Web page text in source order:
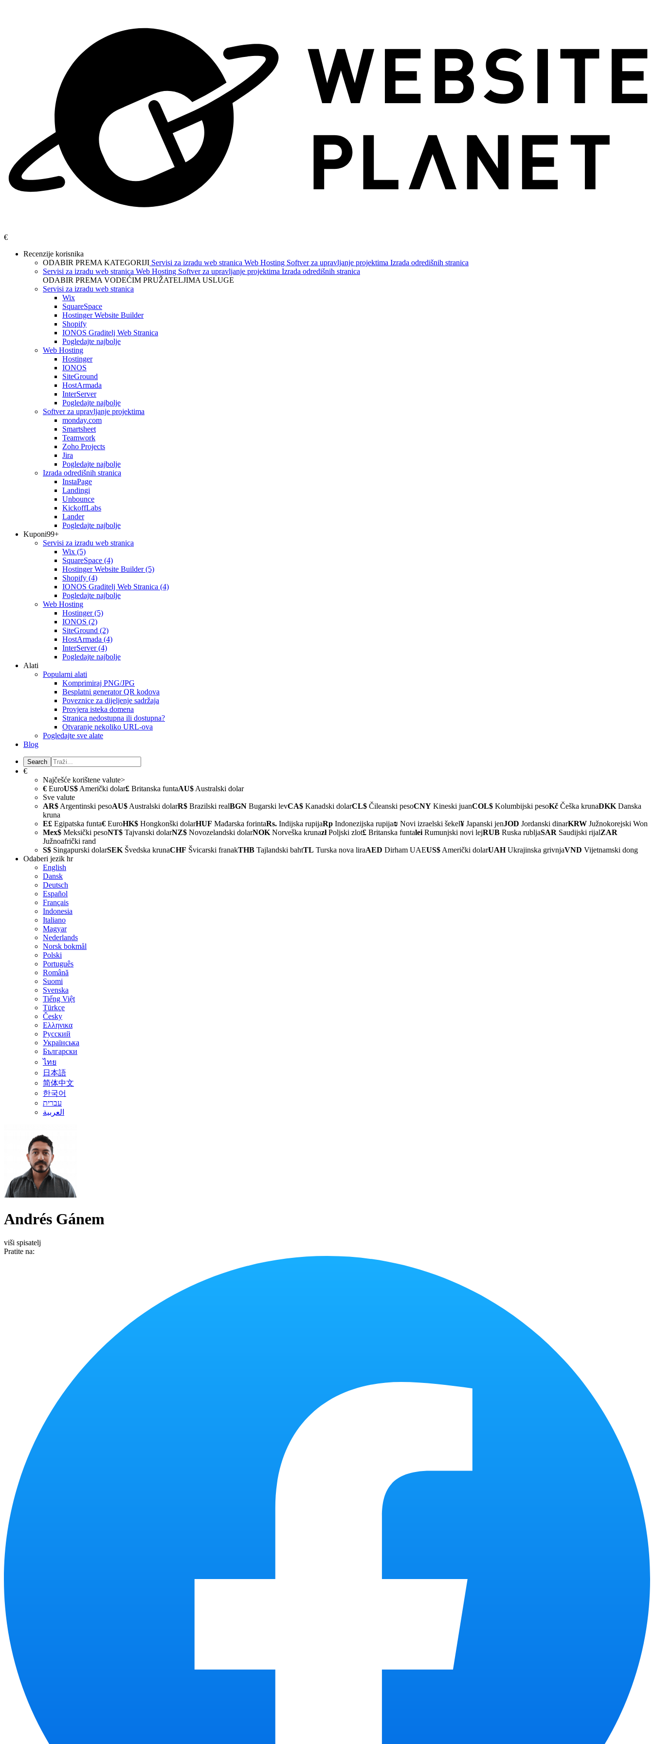
€
Recenzije korisnika
ODABIR PREMA KATEGORIJI Servisi za izradu web stranica Web Hosting Softver za upravljanje projektima Izrada odredišnih stranica
Servisi za izradu web stranica Web Hosting Softver za upravljanje projektima Izrada odredišnih stranica
ODABIR PREMA VODEĆIM PRUŽATELJIMA USLUGE
Servisi za izradu web stranica
Wix
SquareSpace
Hostinger Website Builder
Shopify
IONOS Graditelj Web Stranica
Pogledajte najbolje
Web Hosting
Hostinger
IONOS
SiteGround
HostArmada
InterServer
Pogledajte najbolje
Softver za upravljanje projektima
monday.com
Smartsheet
Teamwork
Zoho Projects
Jira
Pogledajte najbolje
Izrada odredišnih stranica
InstaPage
Landingi
Unbounce
KickoffLabs
Lander
Pogledajte najbolje
Kuponi99+
Servisi za izradu web stranica
Wix (5)
SquareSpace (4)
Hostinger Website Builder(5)
Shopify (4)
IONOS Graditelj Web Stranica (4)
Pogledajte najbolje
Web Hosting
Hostinger(5)
IONOS (2)
SiteGround (2)
HostArmada (4)
InterServer(4)
Pogledajte najbolje
Alati
Popularni alati
Komprimiraj PNG/JPG
Besplatni generator QR kodova
Poveznice za dijeljenje sadržaja
Provjera isteka domena
Stranica nedostupna ili dostupna?
Otvaranje nekoliko URL-ova
Pogledajte sve alate
Blog
€
Najčešće korištene valute>
€ EuroUS$ Američki dolar£ Britanska funtaAU$ Australski dolar
Sve valute
AR$ Argentinski pesoAU$ Australski dolarR$ Brazilski realBGN Bugarski levCA$ Kanadski dolarCL$ Čileanski pesoCNY Kineski juanCOL$ Kolumbijski pesoKč Češka krunaDKK Danska
kruna
E£ Egipatska funta€ EuroHK$ Hongkonški dolarHUF Mađarska forintaRs. Indijska rupijaRp Indonezijska rupija₪ Novi izraelski šekel¥ Japanski jenJOD Jordanski dinarKRW Južnokorejski Won
Mex$ Meksički pesoNT$ Tajvanski dolarNZ$ Novozelandski dolarNOK Norveška krunazłPoljski zlot£ Britanska funtalei Rumunjski novi lejRUB Ruska rubljaSAR Saudijski rijalZAR
Južnoafrički rand
S$ Singapurski dolarSEK Švedska krunaCHF Švicarski franakTHB Tajlandski bahtTL Turska nova liraAED Dirham UAEUS$ Američki dolarUAHUkrajinska grivnjaVND Vijetnamski dong
Odaberi jezik hr
English
Dansk
Deutsch
Español
Français
Indonesia
Italiano
Magyar
Nederlands
Norsk bokmål
Polski
Português
Română
Suomi
Svenska
Tiếng Việt
Türkçe
Česky
Ελληνικα
Русский
Українська
Български
ไทย
日本語
简体中文
한국어
עברית
العربية
Andrés Gánem
viši spisatelj
Pratite na: